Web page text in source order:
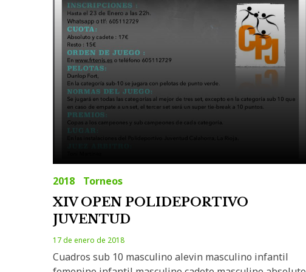
2018 Torneos
XIV OPEN POLIDEPORTIVO
JUVENTUD
17 de enero de 2018
Cuadros sub 10 masculino alevin masculino infantil